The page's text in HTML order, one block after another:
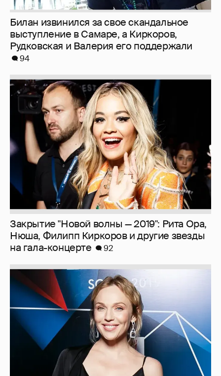
Билан извинился за свое скандальное
выступление в Самаре, а Киркоров,
Рудковская и Валерия его поддержали
94
Закрытие "Новой волны — 2019": Рита Ора,
Нюша, Филипп Киркоров и другие звезды
на гала-концерте
92